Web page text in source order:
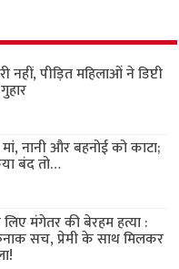
नहीं, पीड़ित महिलाओं ने डिप्टी
नानी और बहनोई को काटा;
बंद तो…
मंगेतर की बेरहम हत्या :
सच, प्रेमी के साथ मिलकर